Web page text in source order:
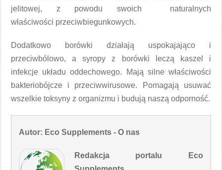
jelitowej, z powodu swoich naturalnych
właściwości przeciwbiegunkowych.
Dodatkowo borówki działają uspokajająco i
przeciwbólowo, a syropy z borówki leczą kaszel i
infekcje układu oddechowego. Mają silne właściwości
bakteriobójcze i przeciwwirusowe. Pomagają usuwać
wszelkie toksyny z organizmu i budują naszą odporność.
Autor: Eco Supplements - O nas
Redakcja portalu Eco